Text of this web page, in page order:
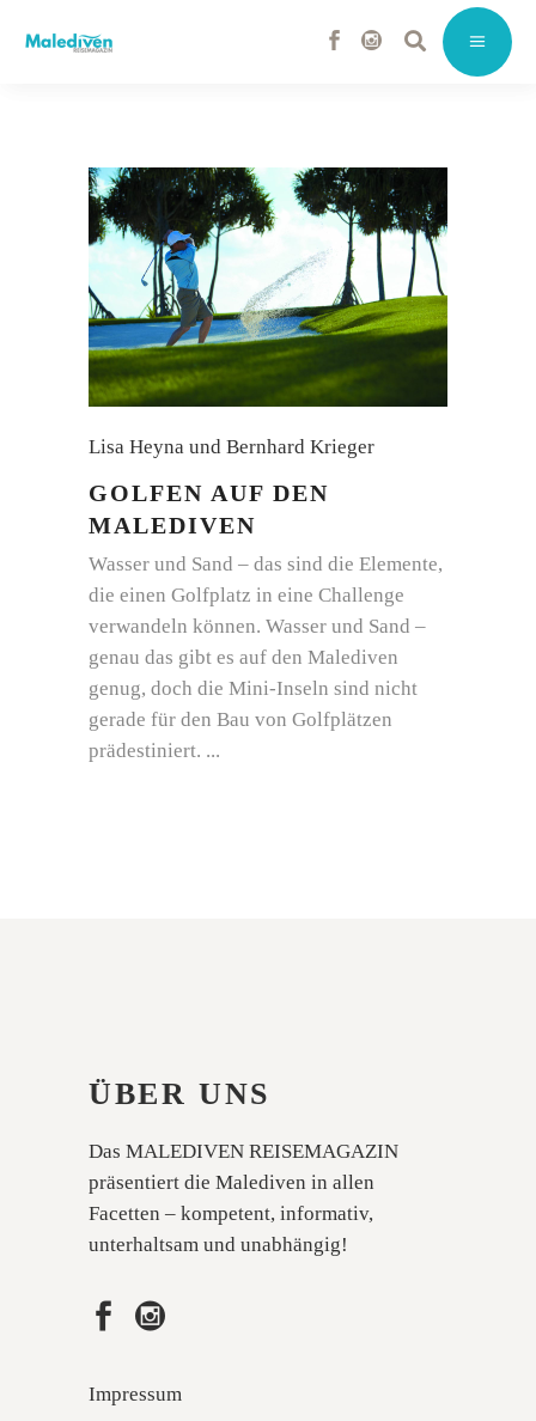
Lisa Heyna und Bernhard Krieger
GOLFEN AUF DEN
MALEDIVEN
Wasser und Sand – das sind die Elemente,
die einen Golfplatz in eine Challenge
verwandeln können. Wasser und Sand –
genau das gibt es auf den Malediven
genug, doch die Mini-Inseln sind nicht
gerade für den Bau von Golfplätzen
prädestiniert.
ÜBER UNS
Das MALEDIVEN REISEMAGAZIN
präsentiert die Malediven in allen
Facetten – kompetent, informativ,
unterhaltsam und unabhängig!
Impressum